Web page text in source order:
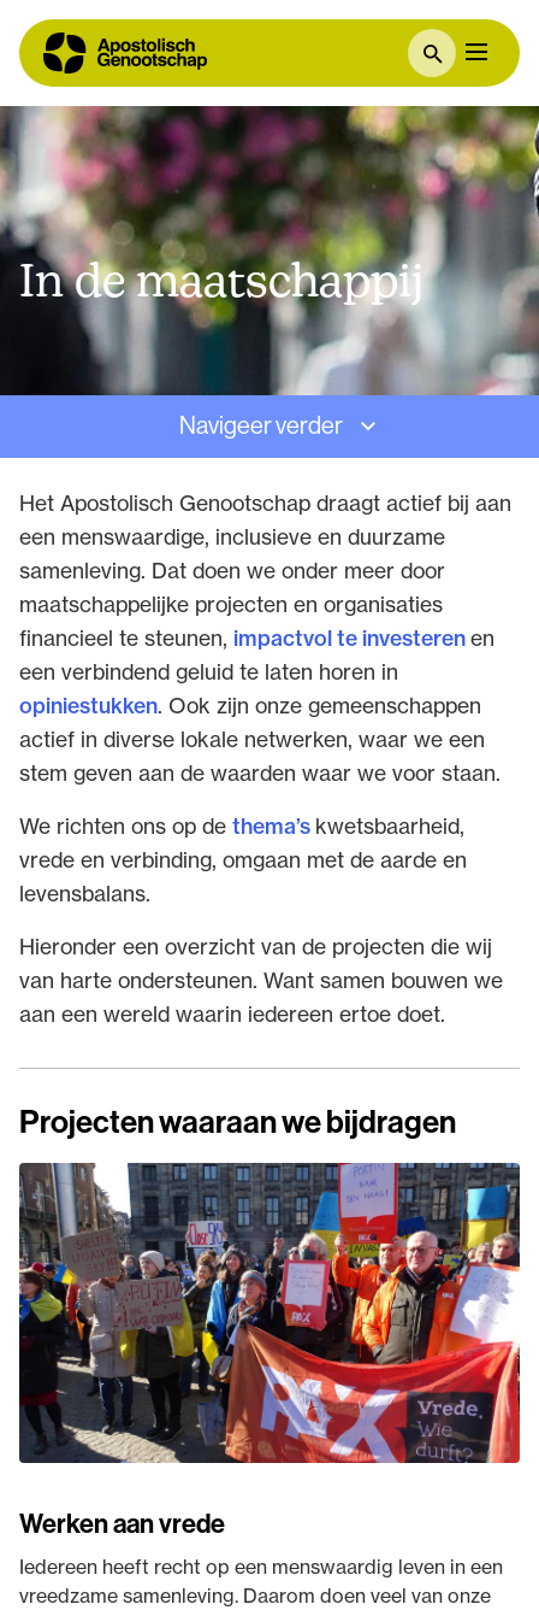
In de maatschappij
Navigeer verder
Het Apostolisch Genootschap draagt actief bij aan
een menswaardige, inclusieve en duurzame
samenleving. Dat doen we onder meer door
maatschappelijke projecten en organisaties
financieel te steunen, impactvol te investerenen
een verbindend geluid te laten horen in
opiniestukken. Ook zijn onze gemeenschappen
actief in diverse lokale netwerken, waar we een
stem geven aan de waarden waar we voor staan.
We richten ons op de thema’s kwetsbaarheid,
vrede en verbinding, omgaan met de aarde en
levensbalans.
Hieronder een overzicht van de projecten die wij
van harte ondersteunen. Want samen bouwen we
aan een wereld waarin iedereen ertoe doet.
Projecten waaraan we bijdragen
Werken aan vrede
Iedereen heeft recht op een menswaardig leven in een
vreedzame samenleving. Daarom doen veel van onze